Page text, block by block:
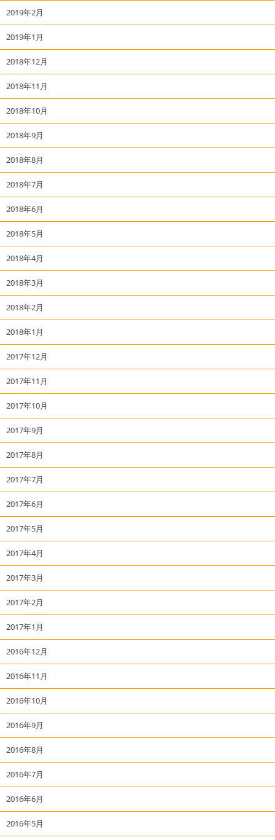
2019年2月
2019年1月
2018年12月
2018年11月
2018年10月
2018年9月
2018年8月
2018年7月
2018年6月
2018年5月
2018年4月
2018年3月
2018年2月
2018年1月
2017年12月
2017年11月
2017年10月
2017年9月
2017年8月
2017年7月
2017年6月
2017年5月
2017年4月
2017年3月
2017年2月
2017年1月
2016年12月
2016年11月
2016年10月
2016年9月
2016年8月
2016年7月
2016年6月
2016年5月